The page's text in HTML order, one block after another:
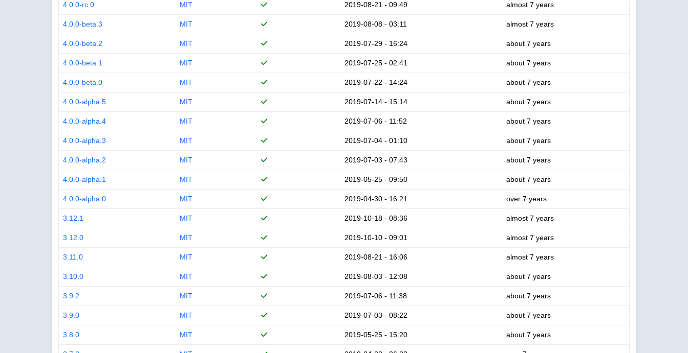
4.0.0-rc.0 MIT 2019-08-21 - 09:49 almost 7 years
4.0.0-beta.3 MIT 2019-08-08 - 03:11 almost 7 years
4.0.0-beta.2 MIT 2019-07-29 - 16:24 about 7 years
4.0.0-beta.1 MIT 2019-07-25 - 02:41 about 7 years
4.0.0-beta.0 MIT 2019-07-22 - 14:24 about 7 years
4.0.0-alpha.5 MIT 2019-07-14 - 15:14 about 7 years
4.0.0-alpha.4 MIT 2019-07-06 - 11:52 about 7 years
4.0.0-alpha.3 MIT 2019-07-04 - 01:10 about 7 years
4.0.0-alpha.2 MIT 2019-07-03 - 07:43 about 7 years
4.0.0-alpha.1 MIT 2019-05-25 - 09:50 about 7 years
4.0.0-alpha.0 MIT 2019-04-30 - 16:21 over 7 years
3.12.1 MIT 2019-10-18 - 08:36 almost 7 years
3.12.0 MIT 2019-10-10 - 09:01 almost 7 years
3.11.0 MIT 2019-08-21 - 16:06 almost 7 years
3.10.0 MIT 2019-08-03 - 12:08 about 7 years
3.9.2 MIT 2019-07-06 - 11:38 about 7 years
3.9.0 MIT 2019-07-03 - 08:22 about 7 years
3.8.0 MIT 2019-05-25 - 15:20 about 7 years